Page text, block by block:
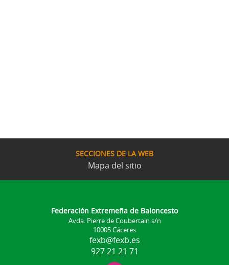
SECCIONES DE LA WEB
Mapa del sitio
Federación Extremeña de Baloncesto
Avda. Pierre de Coubertain s/n
10005 Cáceres
fexb@fexb.es
927 21 21 71